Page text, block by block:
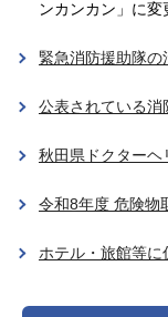
ンカンカン」に変
緊急消防援助隊の
公表されている消
秋田県ドクターヘ
令和8年度 危険物
ホテル・旅館等に